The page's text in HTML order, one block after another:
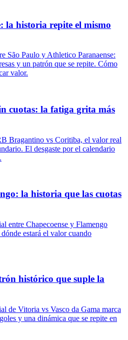
la historia repite el mismo
São Paulo y Athletico Paranaense:
y un patrón que se repite. Cómo
valor.
cuotas: la fatiga grita más
Bragantino vs Coritiba, el valor real
El desgaste por el calendario
la historia que las cuotas
entre Chapecoense y Flamengo
estará el valor cuando
histórico que suple la
de Vitoria vs Vasco da Gama marca
y una dinámica que se repite en